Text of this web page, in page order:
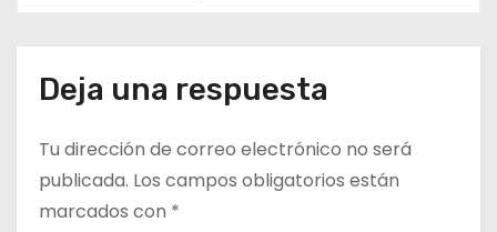
r
d
a
Deja una respuesta
Tu dirección de correo electrónico no será
publicada. Los campos obligatorios están
marcados con *